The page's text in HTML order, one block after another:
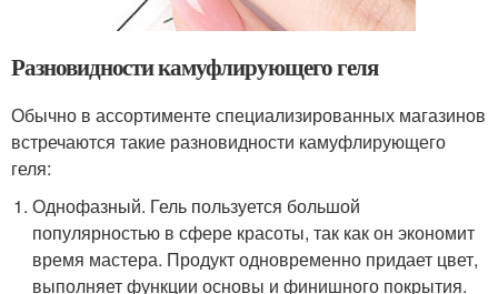
Разновидности камуфлирующего геля
Обычно в ассортименте специализированных магазинов
встречаются такие разновидности камуфлирующего
геля:
Однофазный. Гель пользуется большой
популярностью в сфере красоты, так как он экономит
время мастера. Продукт одновременно придает цвет,
выполняет функции основы и финишного покрытия.